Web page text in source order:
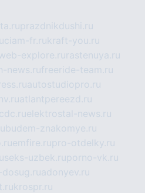
prazdnikdushi.ru
ciam-fr.rukraft-you.ru
explore.ru rastenuya.ru
news.rufreeride-team.ru
autostudiopro.ru
atlantpereezd.ru
elektrostal-news.ru
budem-znakomye.ru
emfire.rupro-otdelky.ru
seks-uzbek.ruporno-vk.ru
adonyev.ru
krospr.ru